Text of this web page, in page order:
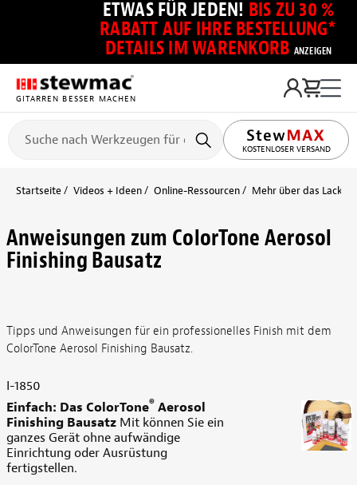
ETWAS FÜR JEDEN! BIS ZU 30 %
RABATT AUF IHRE BESTELLUNG*
DETAILS IM WARENKORB ANZEIGEN
GITARREN BESSER MACHEN
KOSTENLOSER VERSAND
Startseite Videos + Ideen Online-Ressourcen Mehr über das
Anweisungen zum ColorTone Aerosol
Finishing Bausatz
Tipps und Anweisungen für ein professionelles Finish mit dem
ColorTone Aerosol Finishing Bausatz.
I-1850
Einfach: Das ColorTone®Aerosol
Finishing BausatzMit können Sie ein
ganzes Gerät ohne aufwändige
Einrichtung oder Ausrüstung
fertigstellen.